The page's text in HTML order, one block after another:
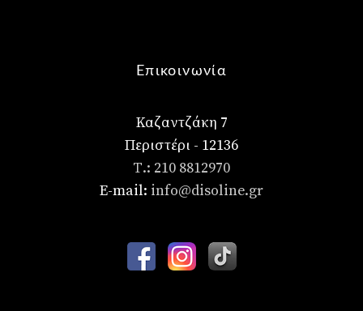
Επικοινωνία
Καζαντζάκη 7
Περιστέρι - 12136
Τ.: 210 8812970
E-mail: info@disoline.gr